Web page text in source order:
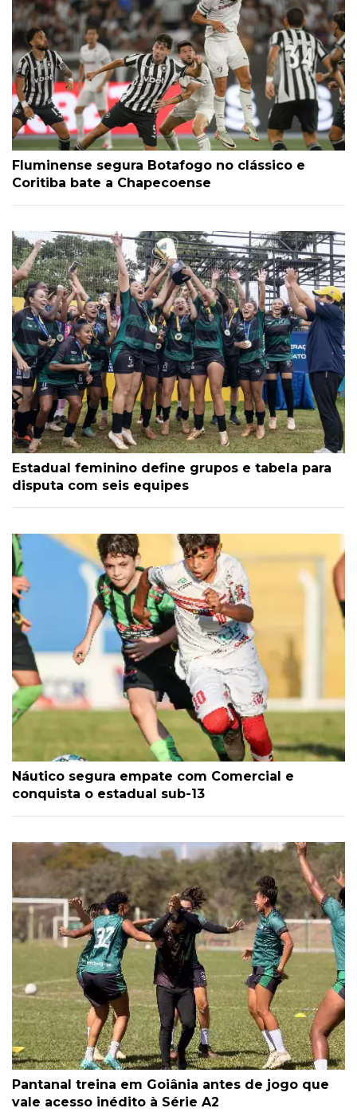
Fluminense segura Botafogo no clássico e
Coritiba bate a Chapecoense
Estadual feminino define grupos e tabela para
disputa com seis equipes
Náutico segura empate com Comercial e
conquista o estadual sub-13
Pantanal treina em Goiânia antes de jogo que
vale acesso inédito à Série A2